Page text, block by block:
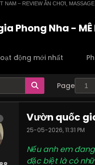
NAM – REVIEW ĂN CHƠI,
Phong Nha - MÊ
động mới nhất
Page
Vườn quốc gia
25-05-2026, 11:31 PM
Nếu anh em
đặc biệt là có